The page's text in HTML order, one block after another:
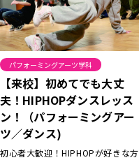
パフォーミングアーツ学科
【来校】初めてでも大丈
夫！HIPHOPダンスレッス
ン！（パフォーミングアー
ツ／ダンス)
初心者大歓迎！HIPHOPが好きな方